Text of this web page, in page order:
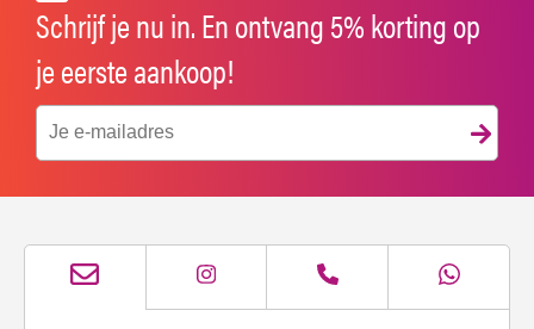
Schrijf je nu in. En ontvang 5% korting op
je eerste aankoop!